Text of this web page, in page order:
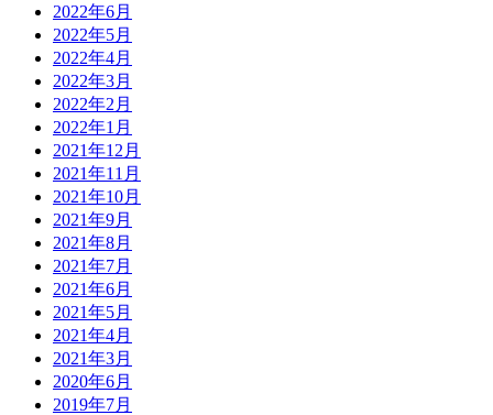
2022年6月
2022年5月
2022年4月
2022年3月
2022年2月
2022年1月
2021年12月
2021年11月
2021年10月
2021年9月
2021年8月
2021年7月
2021年6月
2021年5月
2021年4月
2021年3月
2020年6月
2019年7月